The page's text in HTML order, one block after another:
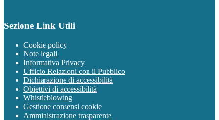
Sezione Link Utili
Cookie policy
Note legali
Informativa Privacy
Ufficio Relazioni con il Pubblico
Dichiarazione di accessibilità
Obiettivi di accessibilità
Whistleblowing
Gestione consensi cookie
Amministrazione trasparente